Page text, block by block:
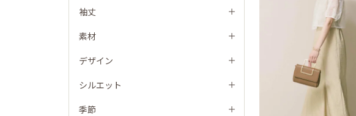
袖丈
素材
デザイン
シルエット
季節